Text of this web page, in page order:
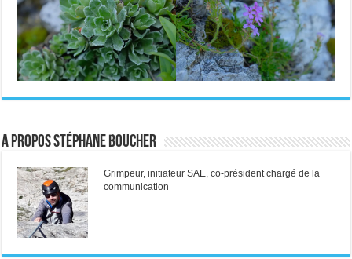
A propos Stéphane Boucher
Grimpeur, initiateur SAE, co-président chargé de la
communication